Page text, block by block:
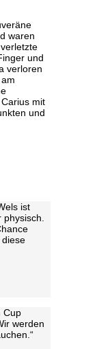
waren
und
verloren
mit
und
ist
Cup
werden